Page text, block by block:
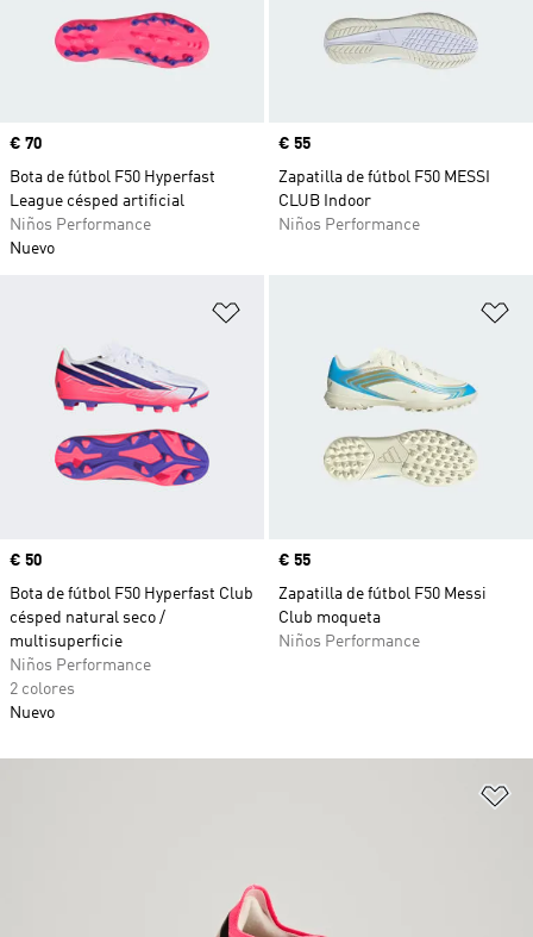
Precio
€ 70
Bota de fútbol F50 Hyperfast
League césped artificial
Niños Performance
Nuevo
Precio
€ 55
Zapatilla de fútbol F50 MESSI
CLUB Indoor
Niños Performance
Precio
€ 50
Bota de fútbol F50 Hyperfast Club
césped natural seco /
multisuperficie
Niños Performance
2 colores
Nuevo
Precio
€ 55
Zapatilla de fútbol F50 Messi
Club moqueta
Niños Performance